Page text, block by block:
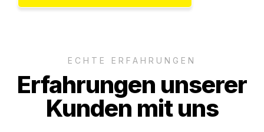
ECHTE ERFAHRUNGEN
Erfahrungen unserer
Kunden mit uns